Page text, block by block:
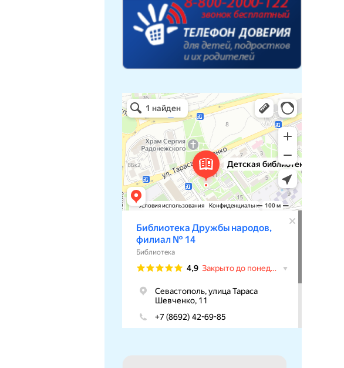
Детская библиотека № 14 Дружбы народов
Библиотека в Севастополе